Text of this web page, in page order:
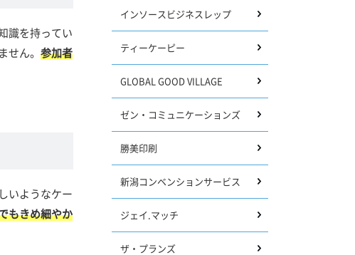
識を持ってい
ん。 参加者
いようなケー
もきめ細やか
インソースビジネスレップ
ティーケーピー
GLOBAL GOOD VILLAGE
ゼン・コミュニケーションズ
勝美印刷
新潟コンベンションサービス
ジェイ.マッチ
ザ・プランズ